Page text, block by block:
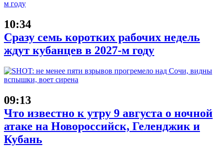
10:34
Сразу семь коротких рабочих недель
ждут кубанцев в 2027-м году
09:13
Что известно к утру 9 августа о ночной
атаке на Новороссийск, Геленджик и
Кубань